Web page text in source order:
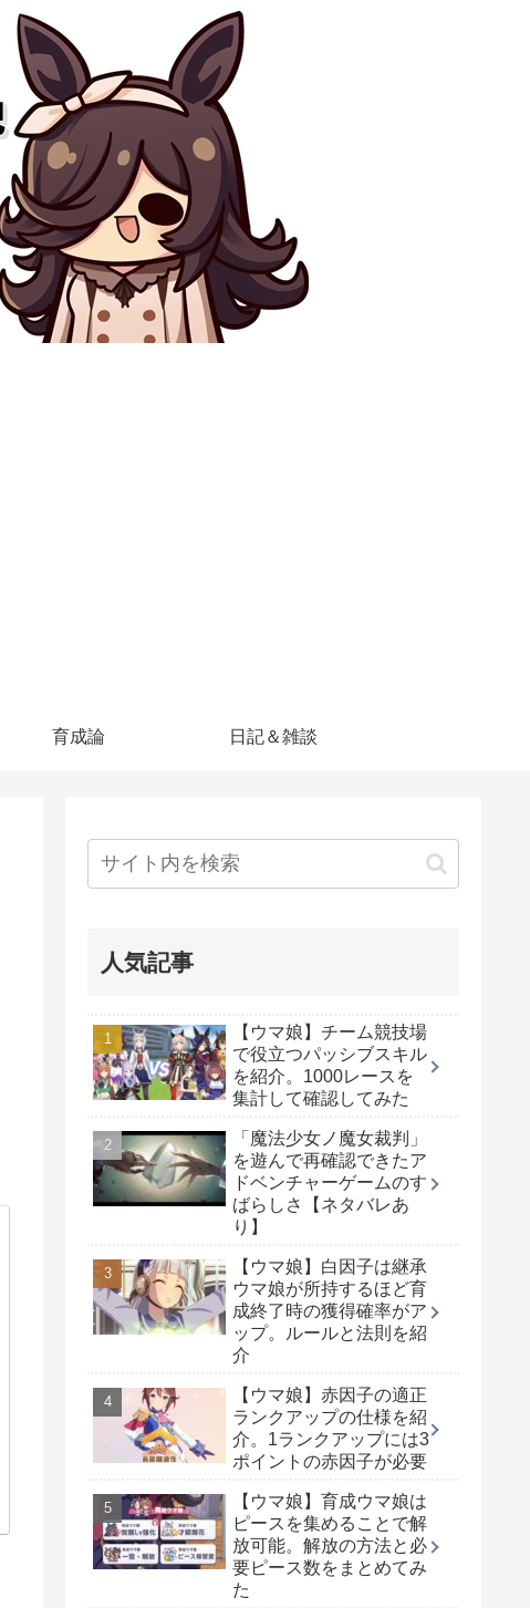
育成論 日記＆雑談
人気記事
【ウマ娘】チーム競技場
で役立つパッシブスキル
を紹介。1000レースを
集計して確認してみた
「魔法少女ノ魔女裁判」
を遊んで再確認できたア
ドベンチャーゲームのす
ばらしさ【ネタバレあ
り】
【ウマ娘】白因子は継承
ウマ娘が所持するほど育
成終了時の獲得確率がア
ップ。ルールと法則を紹
介
【ウマ娘】赤因子の適正
ランクアップの仕様を紹
介。1ランクアップには3
ポイントの赤因子が必要
【ウマ娘】育成ウマ娘は
ピースを集めることで解
放可能。解放の方法と必
要ピース数をまとめてみ
た